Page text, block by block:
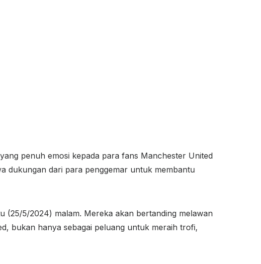
penuh emosi kepada para fans Manchester United
dukungan dari para penggemar untuk membantu
(25/5/2024) malam. Mereka akan bertanding melawan
bukan hanya sebagai peluang untuk meraih trofi,